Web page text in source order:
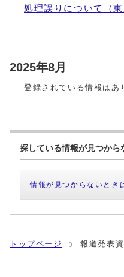
処理誤りについて（東
2025年8月
登録されている情報はあ
探している情報が見つから
情報が見つからないとき
トップページ 報道発表